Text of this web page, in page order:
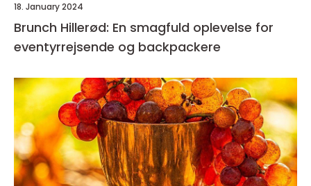
18. January 2024
Brunch Hillerød: En smagfuld oplevelse for
eventyrrejsende og backpackere